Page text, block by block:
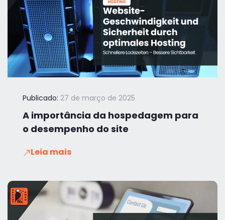
Publicado: 27 de março de 2025
A importância da hospedagem para
o desempenho do site
Leia mais